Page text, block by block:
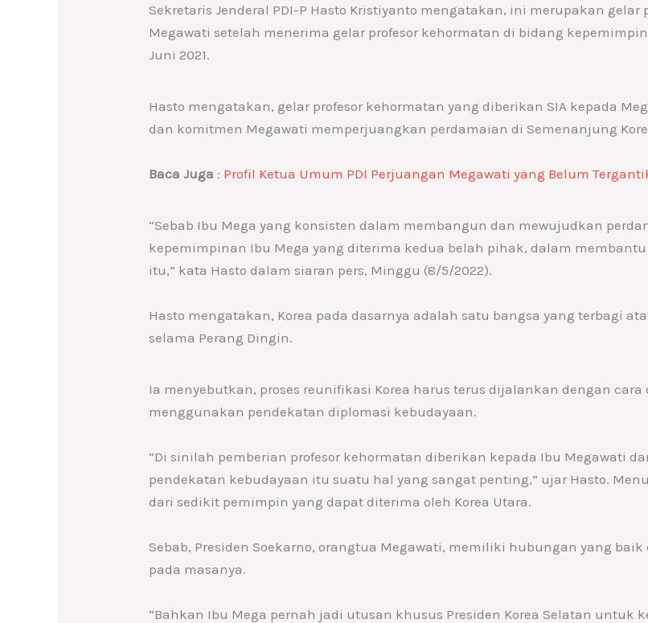
Sekretaris Jenderal PDI-P Hasto Kristiyanto mengatakan, ini merupakan
Megawati setelah menerima gelar profesor kehormatan di bidang
Juni 2021.
Hasto mengatakan, gelar profesor kehormatan yang diberikan SIA kepada
dan komitmen Megawati memperjuangkan perdamaian di Semenanjung
Baca Juga : Profil Ketua Umum PDI Perjuangan Megawati yang Belum
“Sebab Ibu Mega yang konsisten dalam membangun dan mewujudkan
kepemimpinan Ibu Mega yang diterima kedua belah pihak, dalam
itu,” kata Hasto dalam siaran pers, Minggu (8/5/2022).
Hasto mengatakan, Korea pada dasarnya adalah satu bangsa yang terbagi
selama Perang Dingin.
Ia menyebutkan, proses reunifikasi Korea harus terus dijalankan dengan
menggunakan pendekatan diplomasi kebudayaan.
“Di sinilah pemberian profesor kehormatan diberikan kepada Ibu Megawati
pendekatan kebudayaan itu suatu hal yang sangat penting,” ujar Hasto.
dari sedikit pemimpin yang dapat diterima oleh Korea Utara.
Sebab, Presiden Soekarno, orangtua Megawati, memiliki hubungan yang
pada masanya.
“Bahkan Ibu Mega pernah jadi utusan khusus Presiden Korea Selatan untuk